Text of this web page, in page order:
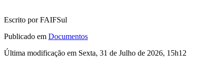
Escrito por FAIFSul
Publicado em Documentos
Última modificação em Sexta, 31 de Julho de 2026, 15h12